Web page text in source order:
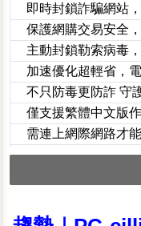
即時封鎖詐騙網站
保護網購交易安全
主動封鎖勒索病毒
加速優化超輕省，
不只防毒更防詐 守
僅支援繁體中文版
需連上網際網路才